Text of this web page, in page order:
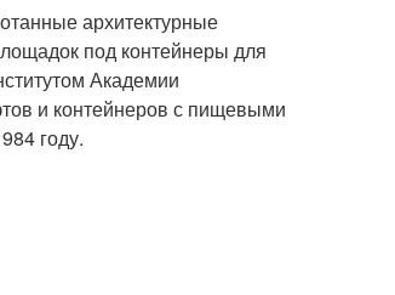
архитектурные
под контейнеры для
Академии
и контейнеров с пищевыми
году.